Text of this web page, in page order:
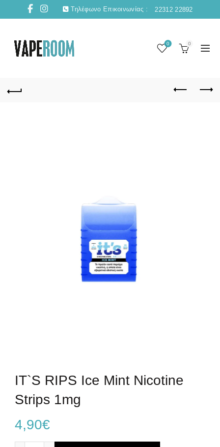
Τηλέφωνο Επικοινωνίας : 22312 22892
0 0
IT`S RIPS Ice Mint Nicotine
Strips 1mg
4,90€